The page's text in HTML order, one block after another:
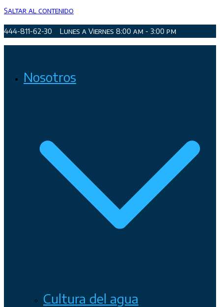
Saltar al contenido
444-811-62-30 Lunes a Viernes 8:00 am - 3:00 pm
Organismo Operador de Agua Potable, Alcantarillado y
Saneamiento de San Luis Potosí, Soledad de Graciano Sánchez
Nosotros
Cultura del agua